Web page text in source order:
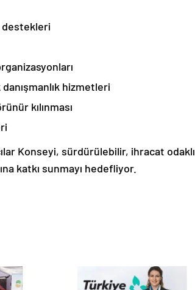
destekleri
hizmetleri
kılınması
Konseyi, sürdürülebilir, ihracat odaklı
katkı sunmayı hedefliyor.